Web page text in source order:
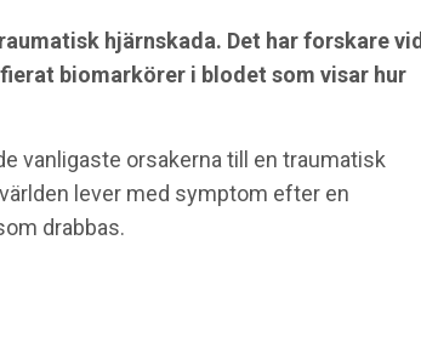
hjärnskada. Det har forskare vid
biomarkörer i blodet som visar hur
vanligaste orsakerna till en traumatisk
lever med symptom efter en
drabbas.